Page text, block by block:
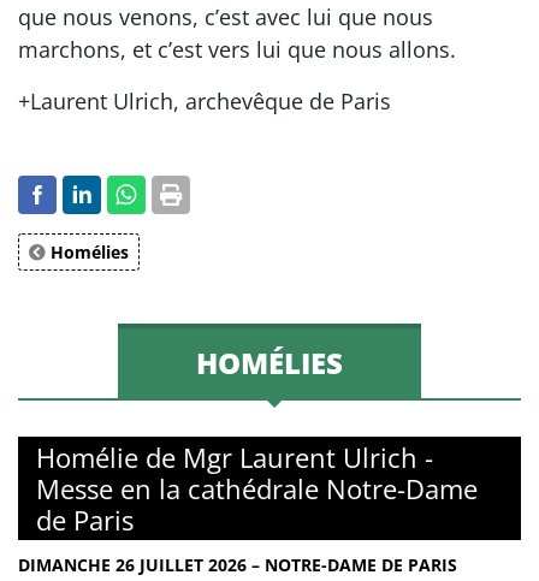
que nous venons, c’est avec lui que nous
marchons, et c’est vers lui que nous allons.
+Laurent Ulrich, archevêque de Paris
Homélies
HOMÉLIES
Homélie de Mgr Laurent Ulrich -
Messe en la cathédrale Notre-Dame
de Paris
DIMANCHE 26 JUILLET 2026 – NOTRE-DAME DE PARIS